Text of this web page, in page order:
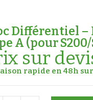
Différentiel –
A (pour S200/
sur
rapide en 48h